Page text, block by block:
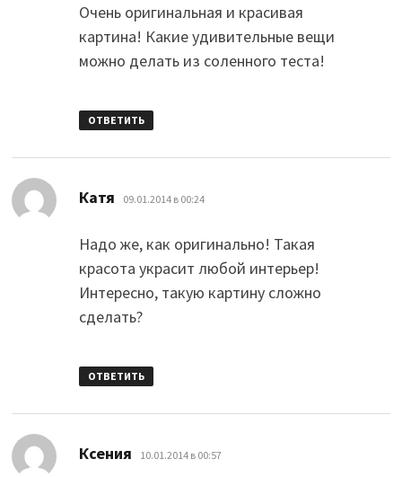
Очень оригинальная и красивая
картина! Какие удивительные вещи
можно делать из соленного теста!
ОТВЕТИТЬ
Катя 09.01.2014 в 00:24
Надо же, как оригинально! Такая
красота украсит любой интерьер!
Интересно, такую картину сложно
сделать?
ОТВЕТИТЬ
Ксения 10.01.2014 в 00:57